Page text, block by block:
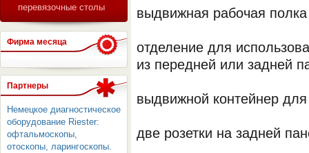
перевязочные столы
Фирма месяца
Партнеры
Немецкое диагностическое
оборудование Riester:
офтальмоскопы,
отоскопы, ларингоскопы.
выдвижная рабочая полка
отделение для
из передней или задней
выдвижной контейнер
две розетки на задней